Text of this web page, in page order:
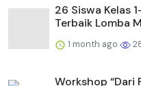
26 Siswa Kelas
Terbaik Lomba
1 month ago
Workshop “Dari